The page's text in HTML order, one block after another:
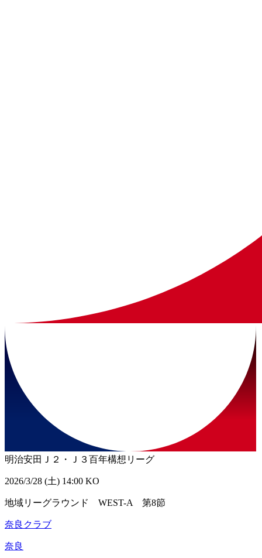
明治安田Ｊ２・Ｊ３百年構想リーグ
2026/3/28 (土) 14:00 KO
地域リーグラウンド WEST-A 第8節
奈良クラブ
奈良